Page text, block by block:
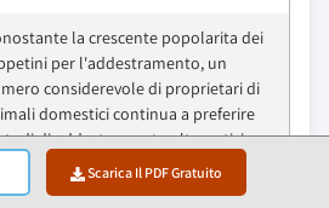
Scarica Il PDF Gratuito
la crescente popolarita dei
per l'addestramento, un
considerevole di proprietari di
domestici continua a preferire
di addestramento alternativi,
l'addestramento all'aperto o l'uso
riutilizzabili. Queste